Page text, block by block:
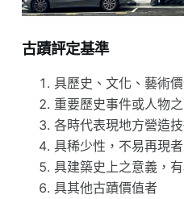
古蹟評定基準
具歷史、文化、藝術
重要歷史事件或人物
各時代表現地方營造
具稀少性，不易再現者
具建築史上之意義，
具其他古蹟價值者